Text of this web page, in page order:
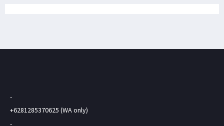
-
+6281285370625 (WA only)
-